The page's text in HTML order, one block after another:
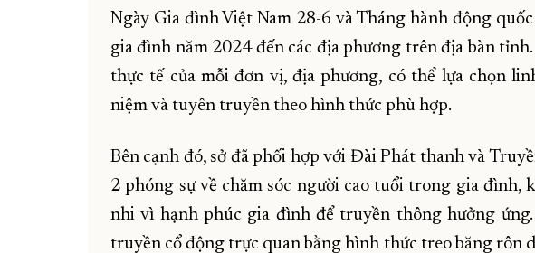
Ngày Gia đình Việt Nam 28-6 và Tháng hành động
gia đình năm 2024 đến các địa phương trên địa bàn
thực tế của mỗi đơn vị, địa phương, có thể lựa chọn
niệm và tuyên truyền theo hình thức phù hợp.
Bên cạnh đó, sở đã phối hợp với Đài Phát thanh và
2 phóng sự về chăm sóc người cao tuổi trong gia đình,
nhi vì hạnh phúc gia đình để truyền thông hưởng
truyền cổ động trực quan bằng hình thức treo băng rôn